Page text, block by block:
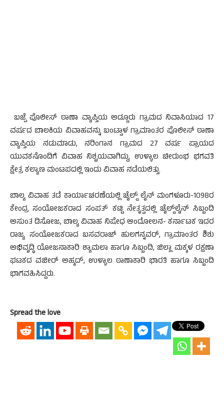
ಬಜ್ಪೆ ಪೊಲೀಸ್ ಠಾಣಾ ವ್ಯಾಪ್ತಿಯ ಅಡ್ಡೂರು ಗ್ರಾಮದ ನಿವಾಸಿಯಾದ 17
ವರ್ಷದ ಬಾಲಕಿಯ ವಿವಾಹವನ್ನು ಬಂಟ್ವಾಳ ಗ್ರಾಮಾಂತರ ಪೊಲೀಸ್ ಠಾಣಾ
ವ್ಯಾಪ್ತಿಯ ನಡುಮಾಡು, ನರಿಂಗಾನ ಗ್ರಾಮದ 27 ವರ್ಷ ಪ್ರಾಯದ
ಯುವಕನೊಂದಿಗೆ ವಿವಾಹ ನಿಶ್ಚಯವಾಗಿದ್ದು, ಉಳ್ಳಾಲ ಚೀರುಂಭ ಭಗವತಿ
ಕ್ಷೇತ್ರ ಕಲ್ಯಾಣ ಮಂಟಪದಲ್ಲಿ ಇಂದು ವಿವಾಹ ನಡೆಯಲಿತ್ತು.
ಬಾಲ್ಯ ವಿವಾಹ ತಡೆ ಕಾರ್ಯಾಚರಣೆಯಲ್ಲಿ ಚೈಲ್ಡ್ ಲೈನ್ ಮಂಗಳೂರು-1098ರ
ಕೇಂದ್ರ ಸಂಯೋಜಕರಾದ ಸಂಪತ್ ಕಟ್ಟಿ ನೇತೃತ್ವದಲ್ಲಿ ಚೈಲ್ಡ್‌ಲೈನ್ ಸಿಬ್ಬಂದಿ
ಅಸುಂತ ಡಿಸೋಜ, ಬಾಲ್ಯ ವಿವಾಹ ನಿಷೇಧ ಆಂದೋಲನ- ಕರ್ನಾಟಕ ಇದರ
ರಾಜ್ಯ ಸಂಯೋಜಕರಾದ ಬಸವರಾಜ್ ಹುಲಗನ್ನವರ್, ಗ್ರಾಮಾಂತರ ಶಿಶು
ಅಭಿವೃದ್ಧಿ ಯೋಜನಾಕಾರಿ ಶ್ಯಾಮಲಾ ಹಾಗೂ ಸಿಬ್ಬಂದಿ, ಜಿಲ್ಲಾ ಮಕ್ಕಳ ರಕ್ಷಣಾ
ಘಟಕದ ವಜೀರ್ ಅಹ್ಮದ್, ಉಳ್ಳಾಲ ಠಾಣಾಕಾರಿ ಭಾರತಿ ಹಾಗೂ ಸಿಬ್ಬಂದಿ
ಭಾಗವಹಿಸಿದ್ದರು.
Spread the love